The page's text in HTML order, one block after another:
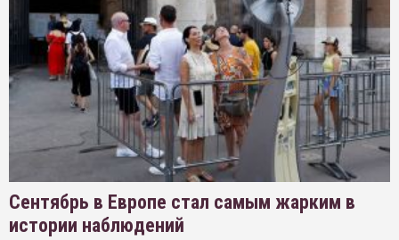
Сентябрь в Европе стал самым жарким в
истории наблюдений